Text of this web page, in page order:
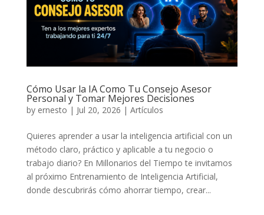
Cómo Usar la IA Como Tu Consejo Asesor
Personal y Tomar Mejores Decisiones
by ernesto | Jul 20, 2026 | Artículos
Quieres aprender a usar la inteligencia artificial con un
método claro, práctico y aplicable a tu negocio o
trabajo diario? En Millonarios del Tiempo te invitamos
al próximo Entrenamiento de Inteligencia Artificial,
donde descubrirás cómo ahorrar tiempo, crear...